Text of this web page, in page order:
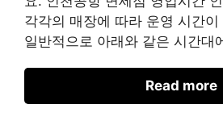
각각의 매장에 따라 운영 시간
일반적으로 아래와 같은 시간대
Read more